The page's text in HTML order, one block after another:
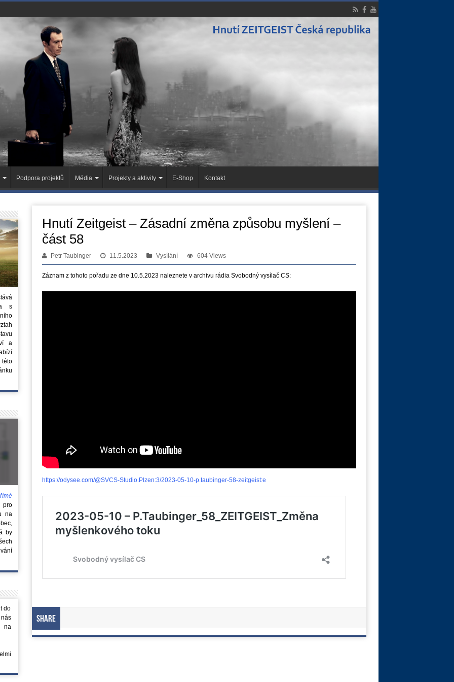
Podpora projektů Média Projekty a aktivity E-Shop Kontakt
Hnutí Zeitgeist – Zásadní změna způsobu myšlení –
část 58
Petr Taubinger 11.5.2023 Vysílání 604 Views
Záznam z tohoto pořadu ze dne 10.5.2023 naleznete v archivu rádia Svobodný vysílač CS:
https://odysee.com/@SVCS-Studio.Plzen:3/2023-05-10-p.taubinger-58-zeitgeist:e
Share
s
a
této
pro
na
by
do
na